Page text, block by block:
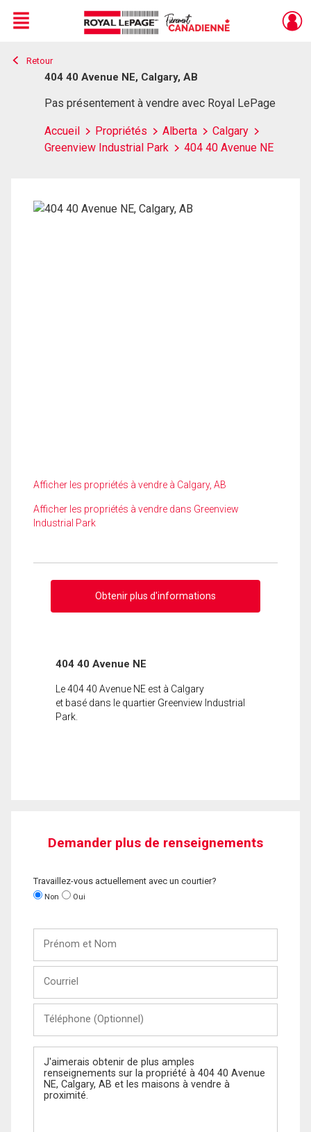
Live
En Direct
Menu
Retour
404 40 Avenue NE, Calgary, AB
Pas présentement à vendre avec Royal LePage
Accueil Propriétés Alberta
Calgary
Greenview Industrial Park
404 40 Avenue NE
Afficher les propriétés à vendre à Calgary, AB
Afficher les propriétés à vendre dans Greenview
Industrial Park
Obtenir plus d'informations
404 40 Avenue NE
Le 404 40 Avenue NE est à Calgary
et basé dans le quartier Greenview Industrial
Park.
Demander plus de renseignements
Travaillez-vous actuellement avec un courtier?
Non Oui
Nom
(Optionnel)
Message